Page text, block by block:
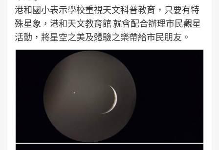
港和國小表示學校重視天文科普教育，只要有特
殊星象，港和天文教育館 就會配合辦理市民觀星
活動，將星空之美及體驗之樂帶給市民朋友。